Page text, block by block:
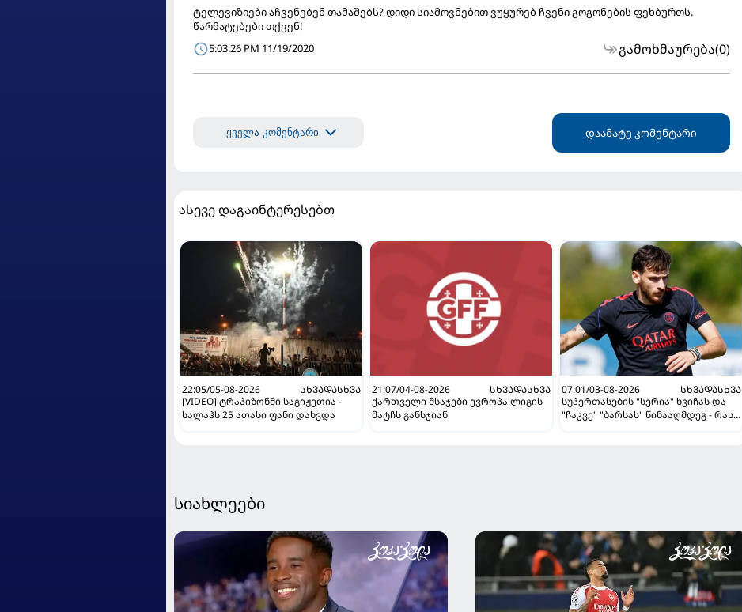
ტელევიზიები აჩვენებენ თამაშებს? დიდი სიამოვნებით ვუყურებ ჩვენი გოგონების ფეხბურთს.
წარმატებები თქვენ!
5:03:26 PM 11/19/2020
გამოხმაურება(0)
ყველა კომენტარი დაამატე კომენტარი
ასევე დაგაინტერესებთ
22:05/05-08-2026
ᲡᲮᲕᲐᲓᲐᲡᲮᲕᲐ
[VIDEO] ტრაპიზონში საგიჟეთია -
სალაჰს 25 ათასი ფანი დახვდა
21:07/04-08-2026
ᲡᲮᲕᲐᲓᲐᲡᲮᲕᲐ
ქართველი მსაჯები ევროპა ლიგის
მატჩს განსჯიან
07:01/03-08-2026
ᲡᲮᲕᲐᲓᲐᲡᲮᲕᲐ
სუპერთასების "სერია" ხვიჩას და
"ჩაკვე" "ბარსას" წინააღმდეგ - რას
სიახლეები